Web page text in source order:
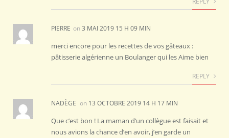
PIERRE on3 MAI 2019 15 H 09 MIN
merci encore pour les recettes de vos gâteaux :
pâtisserie algérienne un Boulanger qui les Aime bien
REPLY
NADÈGE on 13 OCTOBRE 2019 14 H 17 MIN
Que c’est bon ! La maman d’un collègue est faisait et
nous avions la chance d’en avoir, j’en garde un